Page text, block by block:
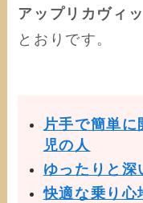
アップリカヴィ
とおりです。
片手で簡単
児の人
ゆったりと深
快適な乗り心